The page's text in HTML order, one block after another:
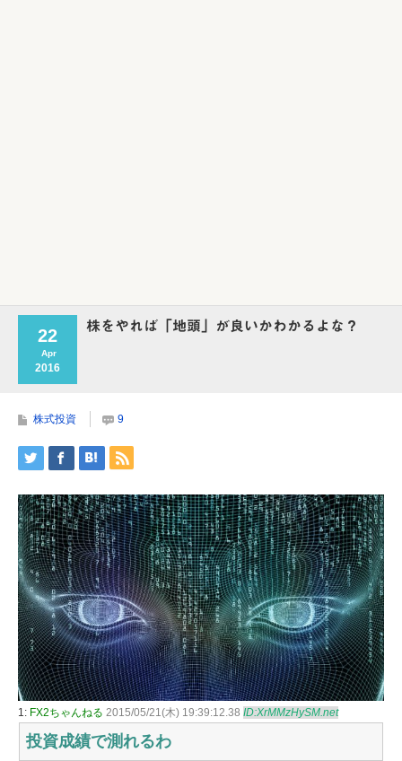
22
Apr
2016
株をやれば「地頭」が良いかわかるよな？
株式投資 9
1: FX2ちゃんねる 2015/05/21(木) 19:39:12.38 ID:XrMMzHySM.net
投資成績で測れるわ